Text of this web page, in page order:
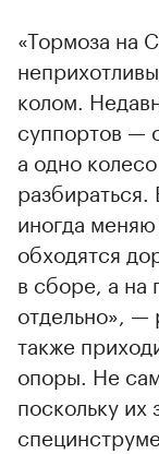
«Тормоза на
колом.
суппортов —
а одно
иногда
обходятся
в сборе, а на
отдельно», —
также
опоры. Не
поскольку их